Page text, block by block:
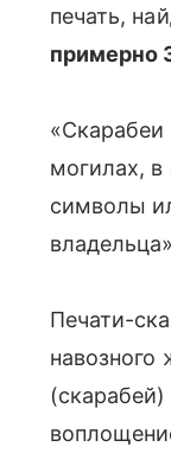
печать,
примерно
«Скарабеи
могилах, в
символы
Печати-
навозного